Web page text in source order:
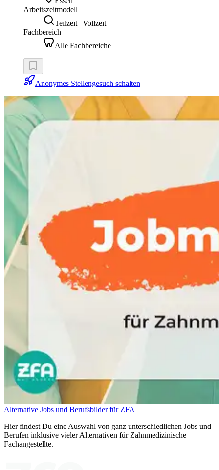
Arbeitszeitmodell
Teilzeit | Vollzeit
Fachbereich
Alle Fachbereiche
Anonymes Stellengesuch schalten
Alternative Jobs und Berufsbilder für ZFA
Hier findest Du eine Auswahl von ganz unterschiedlichen Jobs und
Berufen inklusive vieler Alternativen für Zahnmedizinische
Fachangestellte.